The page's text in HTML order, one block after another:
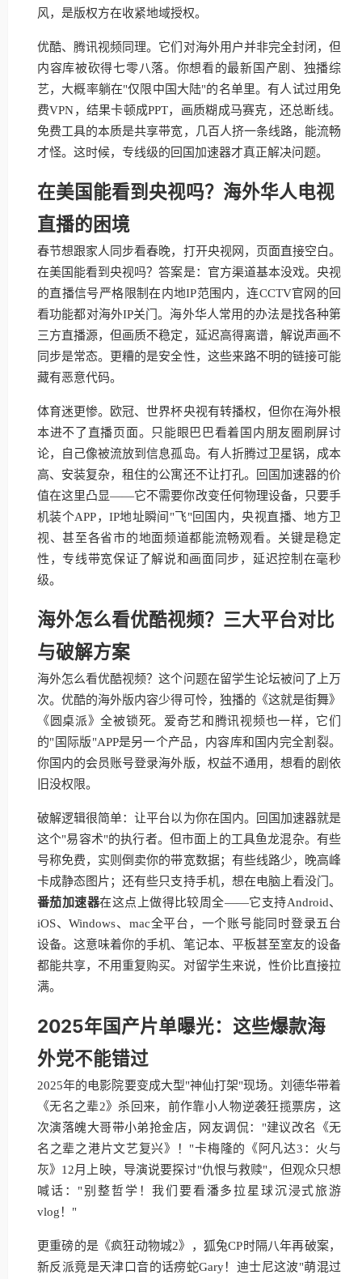
风，是版权方在收紧地域授权。
优酷、腾讯视频同理。它们对海外用户并非完全封闭，但
内容库被砍得七零八落。你想看的最新国产剧、独播综
艺，大概率躺在"仅限中国大陆"的名单里。有人试过用免
费VPN，结果卡顿成PPT，画质糊成马赛克，还总断线。
免费工具的本质是共享带宽，几百人挤一条线路，能流畅
才怪。这时候，专线级的回国加速器才真正解决问题。
在美国能看到央视吗？海外华人电视
直播的困境
春节想跟家人同步看春晚，打开央视网，页面直接空白。
在美国能看到央视吗？答案是：官方渠道基本没戏。央视
的直播信号严格限制在内地IP范围内，连CCTV官网的回
看功能都对海外IP关门。海外华人常用的办法是找各种第
三方直播源，但画质不稳定，延迟高得离谱，解说声画不
同步是常态。更糟的是安全性，这些来路不明的链接可能
藏有恶意代码。
体育迷更惨。欧冠、世界杯央视有转播权，但你在海外根
本进不了直播页面。只能眼巴巴看着国内朋友圈刷屏讨
论，自己像被流放到信息孤岛。有人折腾过卫星锅，成本
高、安装复杂，租住的公寓还不让打孔。回国加速器的价
值在这里凸显——它不需要你改变任何物理设备，只要手
机装个APP，IP地址瞬间"飞"回国内，央视直播、地方卫
视、甚至各省市的地面频道都能流畅观看。关键是稳定
性，专线带宽保证了解说和画面同步，延迟控制在毫秒
级。
海外怎么看优酷视频？三大平台对比
与破解方案
海外怎么看优酷视频？这个问题在留学生论坛被问了上万
次。优酷的海外版内容少得可怜，独播的《这就是街舞》
《圆桌派》全被锁死。爱奇艺和腾讯视频也一样，它们
的"国际版"APP是另一个产品，内容库和国内完全割裂。
你国内的会员账号登录海外版，权益不通用，想看的剧依
旧没权限。
破解逻辑很简单：让平台以为你在国内。回国加速器就是
这个"易容术"的执行者。但市面上的工具鱼龙混杂。有些
号称免费，实则倒卖你的带宽数据；有些线路少，晚高峰
卡成静态图片；还有些只支持手机，想在电脑上看没门。
番茄加速器在这点上做得比较周全——它支持Android、
iOS、Windows、mac全平台，一个账号能同时登录五台
设备。这意味着你的手机、笔记本、平板甚至室友的设备
都能共享，不用重复购买。对留学生来说，性价比直接拉
满。
2025年国产片单曝光：这些爆款海
外党不能错过
2025年的电影院要变成大型"神仙打架"现场。刘德华带着
《无名之辈2》杀回来，前作靠小人物逆袭狂揽票房，这
次演落魄大哥带小弟抢金店，网友调侃："建议改名《无
名之辈之港片文艺复兴》！"卡梅隆的《阿凡达3：火与
灰》12月上映，导演说要探讨"仇恨与救赎"，但观众只想
喊话："别整哲学！我们要看潘多拉星球沉浸式旅游
vlog！"
更重磅的是《疯狂动物城2》，狐兔CP时隔八年再破案，
新反派竟是天津口音的话痨蛇Gary！迪士尼这波"萌混过